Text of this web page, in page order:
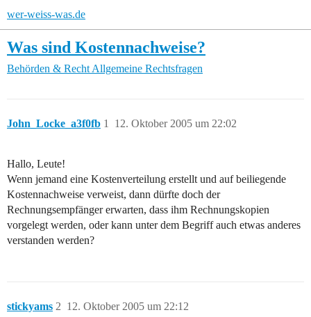
wer-weiss-was.de
Was sind Kostennachweise?
Behörden & Recht Allgemeine Rechtsfragen
John_Locke_a3f0fb 12. Oktober 2005 um 22:02
1
Hallo, Leute!
Wenn jemand eine Kostenverteilung erstellt und auf beiliegende
Kostennachweise verweist, dann dürfte doch der
Rechnungsempfänger erwarten, dass ihm Rechnungskopien
vorgelegt werden, oder kann unter dem Begriff auch etwas anderes
verstanden werden?
stickyams 12. Oktober 2005 um 22:12
2